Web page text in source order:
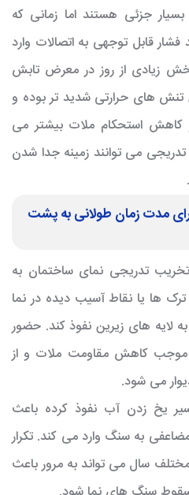
جزئی هستند اما زمانی که
فشار قابل توجهی به اتصالات وارد
زیادی از روز در معرض تابش
تنش های حرارتی شدید تر بوده و
کاهش استحکام ملات بیشتر می
می توانند زمینه جدا شدن
مدت زمان طولانی به پشت
تدریجی نمای ساختمان به
ها یا نقاط آسیب دیده در نما
لایه های زیرین نفوذ کند. حضور
کاهش مقاومت ملات و از
می شود.
یخ زدن آب نفوذ کرده باعث
به سنگ وارد می کند. تکرار
سال می تواند به مرور باعث